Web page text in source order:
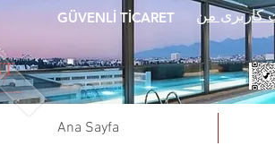
GÜVENLİ TİCARET کاربری من
Ana Sayfa